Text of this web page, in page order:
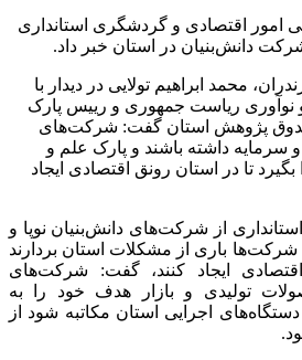
اقتصادی و گردشگری استانداری
محمد ابراهیم تولایی در دیدار با
ریاست جمهوری و رییس پارک
پژوهش استان گفت: شرکت‌های
سرمایه داشته باشند و پارک علم و
تا در استان رونق اقتصادی ایجاد
از شرکت‌های دانش‌بنیان نوپا و
باری از مشکلات استان بردارند
ایجاد کنند، گفت: شرکت‌های
تولیدی و بازار هدف خود را به
دستگاه‌های اجرایی استان مکاتبه شود از